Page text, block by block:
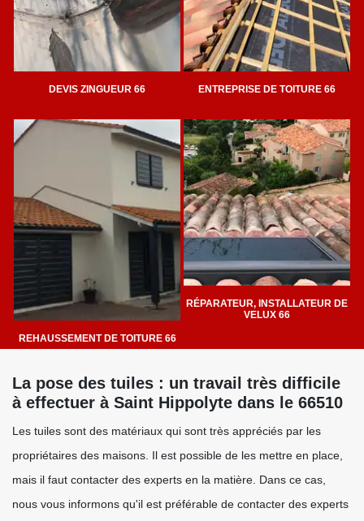
DEVIS ZINGUEUR 66 ENTREPRISE DE TOITURE 66
REHAUSSEMENT DE TOITURE 66
RÉPARATEUR, INSTALLATEUR DE
VELUX 66
La pose des tuiles : un travail très difficile
à effectuer à Saint Hippolyte dans le 66510
Les tuiles sont des matériaux qui sont très appréciés par les
propriétaires des maisons. Il est possible de les mettre en place,
mais il faut contacter des experts en la matière. Dans ce cas,
nous vous informons qu'il est préférable de contacter des experts